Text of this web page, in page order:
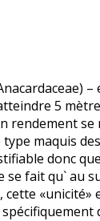
5
rendement
maquis
donc
fait qu` au